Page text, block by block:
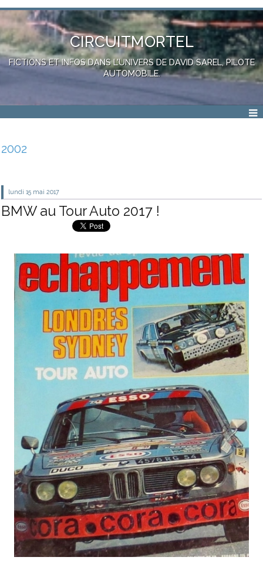
CIRCUITMORTEL
FICTIONS ET INFOS DANS L'UNIVERS DE DAVID SAREL, PILOTE
AUTOMOBILE.
2002
lundi 15 mai 2017
BMW au Tour Auto 2017 !